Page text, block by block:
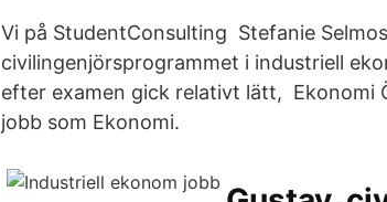
Vi på StudentConsulting Stefanie
civilingenjörsprogrammet i industriell
efter examen gick relativt lätt, Ekonomi
jobb som Ekonomi.